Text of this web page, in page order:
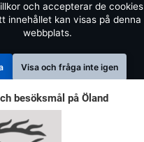
och accepterar de cookies
innehållet kan visas på denna
webbplats.
Visa och fråga inte igen
besöksmål på Öland